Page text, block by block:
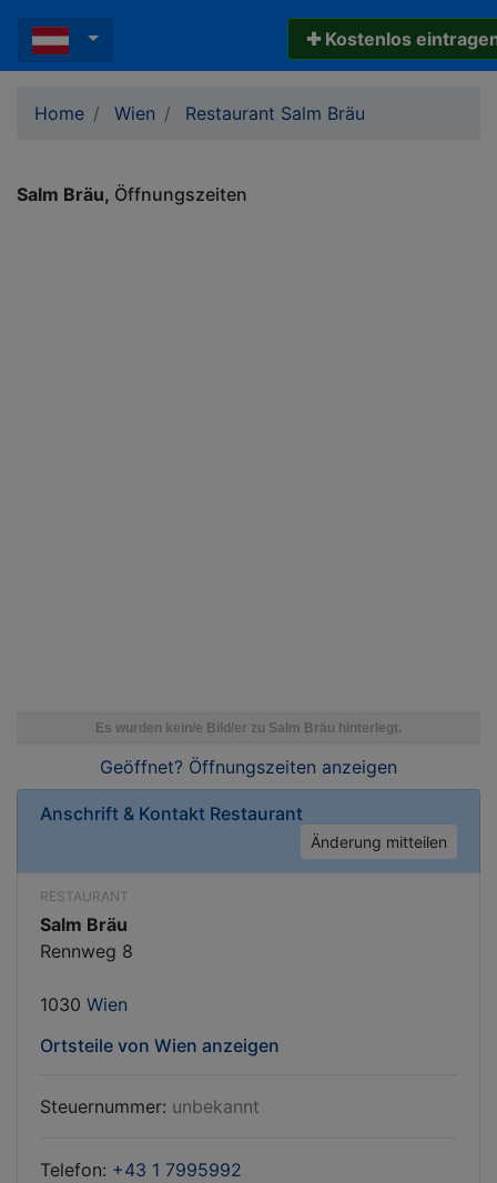
✚ Kostenlos
Home Wien Restaurant Salm Bräu
Salm Bräu Öffnungszeiten
Geöffnet? Öffnungszeiten anzeigen
Anschrift & Kontakt Restaurant
Änderung mitteilen
RESTAURANT
Salm Bräu
Rennweg 8
1030 Wien
Ortsteile von Wien anzeigen
Steuernummer: unbekannt
Telefon: +43 1 7995992